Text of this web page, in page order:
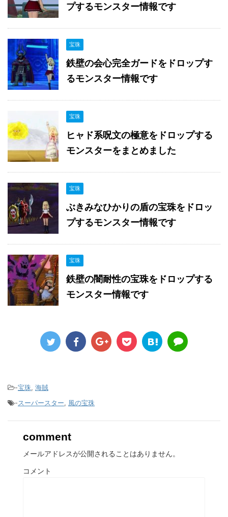
プするモンスター情報です
宝珠
鉄壁の会心完全ガードをドロップす
るモンスター情報です
宝珠
ヒャド系呪文の極意をドロップする
モンスターをまとめました
宝珠
ぶきみなひかりの盾の宝珠をドロッ
プするモンスター情報です
宝珠
鉄壁の闇耐性の宝珠をドロップする
モンスター情報です
-宝珠, 海賊
-スーパースター, 風の宝珠
comment
メールアドレスが公開されることはありません。
コメント